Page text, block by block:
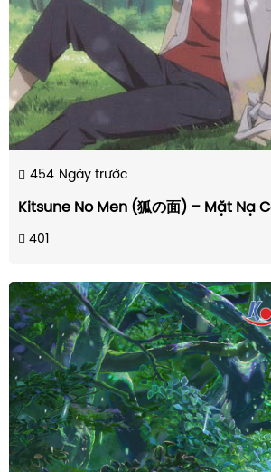
454 Ngày trước
Kitsune No Men (狐の面) – Mặt Nạ
401